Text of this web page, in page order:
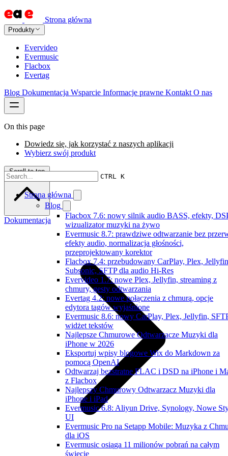
Strona główna
Produkty
Evervideo
Evermusic
Flacbox
Evertag
Blog Dokumentacja Wsparcie Informacje prawne Kontakt O nas
CTRL K
Strona główna
Blog
Flacbox 7.6: nowy silnik audio BASS, efekty,
wizualizator muzyki na żywo
Evermusic 8.7: prawdziwe odtwarzanie bez
efekty audio, normalizacja głośności,
przeprojektowany korektor
Flacbox 7.4: przebudowany CarPlay, Plex,
Subsonic, SFTP dla audio Hi-Res
Evervideo 1.7: nowe Plex, Jellyfin, streaming z
chmury, gesty odtwarzania
Evertag 4.2: nowe połączenia z chmurą, opcje
edytora tagów wyjaśnione
Evermusic 8.6: nowy CarPlay, Plex, Jellyfin,
widżet tekstów
Najlepsze Chmurowe Odtwarzacze Muzyki dla
iPhone w 2026
Eksportuj wpisy blogowe Wix do Markdown za
pomocą OpenAI
Odtwarzaj bezstratne FLAC i DSD na iPhone i
z Flacbox
Najlepszy Chmurowy Odtwarzacz Muzyki dla
iPhone i iPad
Evermusic 6.8: Aliyun Drive, Synology, Nowe
UI
Evermusic Pro na Setapp Mobile: Muzyka z
dla iOS
Evermusic osiąga 11 milionów pobrań na całym
świecie
On this page
Dowiedz się, jak korzystać z naszych aplikacji
Wybierz swój produkt
Scroll to top
Dokumentacja